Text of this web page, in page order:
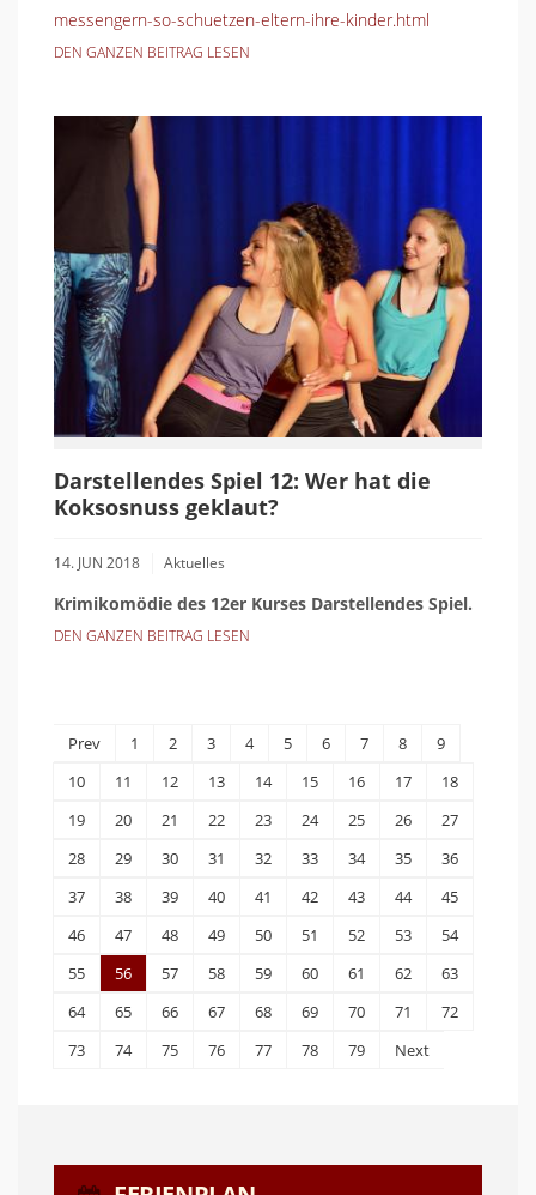
messengern-so-schuetzen-eltern-ihre-kinder.html
DEN GANZEN BEITRAG LESEN
Darstellendes Spiel 12: Wer hat die
Koksosnuss geklaut?
14. JUN 2018 Aktuelles
Krimikomödie des 12er Kurses Darstellendes Spiel.
DEN GANZEN BEITRAG LESEN
Prev 1 2 3 4 5 6 7 8
9
10
11 12 13 14 15 16 17
18
19
20 21 22 23 24 25 26
27
28
29 30 31 32 33 34 35
36
37
38 39 40 41 42 43 44
45
46
47 48 49 50 51 52 53
54
55
56 57 58 59 60 61 62
63
64
65 66 67 68 69 70 71
72
73
74 75 76 77 78 79 Next